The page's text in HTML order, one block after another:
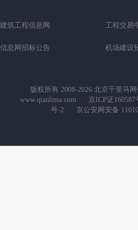
建筑工程信息网 工程交易
信息网招标公告 机场建设
版权所有 2008-2026 北京千里马
www.qianlima.com
京ICP证160587
号-2
京公安网安备